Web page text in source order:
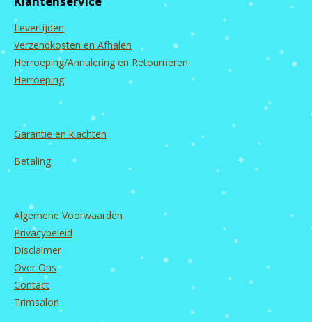
o
k
g
a
m
b
Levertijden
Verzendkosten en Afhalen
Herroeping/Annulering en Retourneren
Herroeping
Garantie en klachten
Betaling
Algemene Voorwaarden
Privacybeleid
Disclaimer
Over Ons
Contact
Trimsalon